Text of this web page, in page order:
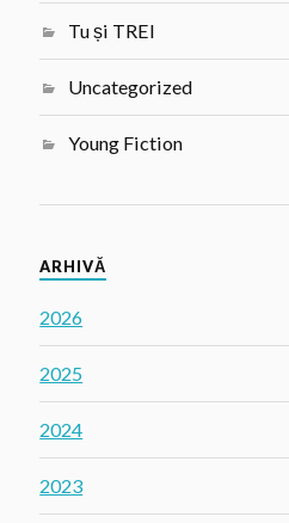
Tu și TREI
Uncategorized
Young Fiction
ARHIVĂ
2026
2025
2024
2023